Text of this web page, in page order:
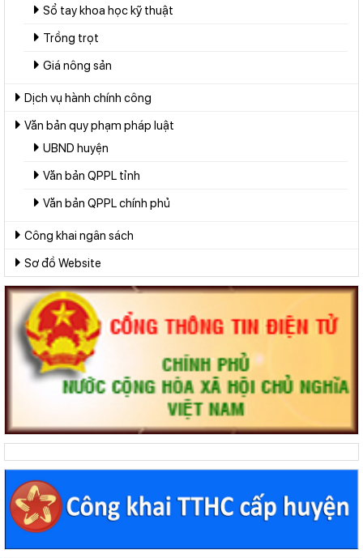
Sổ tay khoa học kỹ thuật
Trồng trọt
Giá nông sản
Dịch vụ hành chính công
Văn bản quy phạm pháp luật
UBND huyện
Văn bản QPPL tỉnh
Văn bản QPPL chính phủ
Công khai ngân sách
Sơ đồ Website